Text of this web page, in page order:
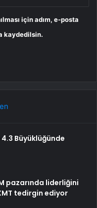
için adım, e-posta
kaydedilsin.
4.3 Büyüklüğünde
pazarında liderliğini
tedirgin ediyor